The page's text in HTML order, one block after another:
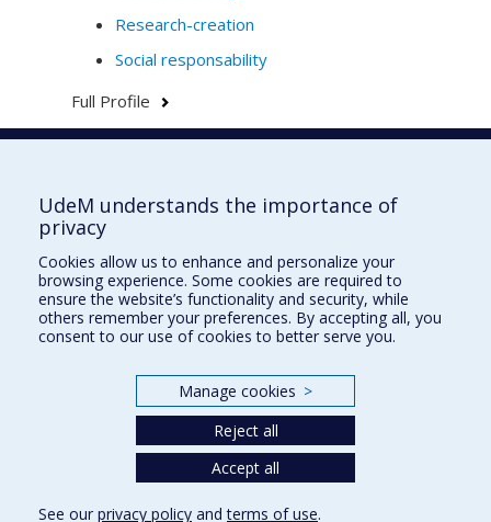
Research-creation
Social responsability
Full Profile
Faculté de l'aménagement
École d'architecture
École de design
UdeM understands the importance of
privacy
Cookies allow us to enhance and personalize your
browsing experience. Some cookies are required to
ensure the website’s functionality and security, while
others remember your preferences. By accepting all, you
consent to our use of cookies to better serve you.
Manage cookies >
Reject all
Accept all
See our privacy policy andterms of use.